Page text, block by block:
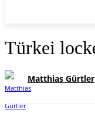
Türkei
Matthias Gürtler